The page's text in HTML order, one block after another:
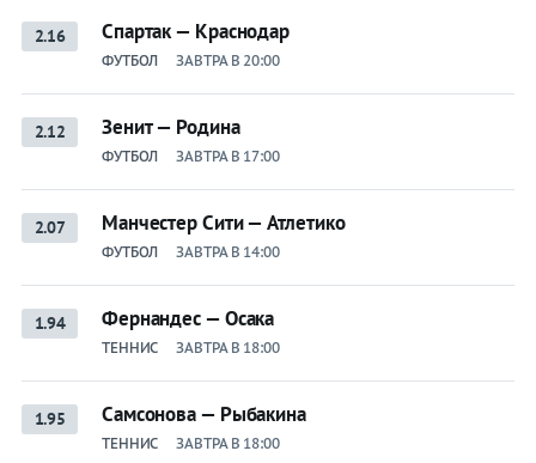
2.16 Спартак — Краснодар
ФУТБОЛ ЗАВТРА В 20:00
2.12 Зенит — Родина
ФУТБОЛ ЗАВТРА В 17:00
2.07 Манчестер Сити — Атлетико
ФУТБОЛ ЗАВТРА В 14:00
1.94 Фернандес — Осака
ТЕННИС ЗАВТРА В 18:00
1.95 Самсонова — Рыбакина
ТЕННИС ЗАВТРА В 18:00